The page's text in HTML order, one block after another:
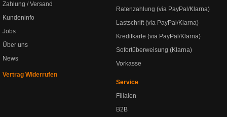
Zahlung / Versand
Kundeninfo
Jobs
Über uns
News
Vertrag Widerrufen
Ratenzahlung (via PayPal/Klarna)
Lastschrift (via PayPal/Klarna)
Kreditkarte (via PayPal/Klarna)
Sofortüberweisung (Klarna)
Vorkasse
Service
Filialen
B2B